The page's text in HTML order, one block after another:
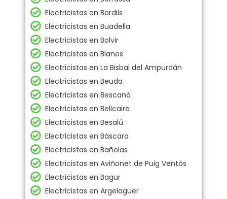
Electricistas en Bordils
Electricistas en Buadella
Electricistas en Bolvir
Electricistas en Blanes
Electricistas en La Bisbal del Ampurdán
Electricistas en Beuda
Electricistas en Bescanó
Electricistas en Bellcaire
Electricistas en Besalú
Electricistas en Báscara
Electricistas en Bañolas
Electricistas en Aviñonet de Puig Ventós
Electricistas en Bagur
Electricistas en Argelaguer